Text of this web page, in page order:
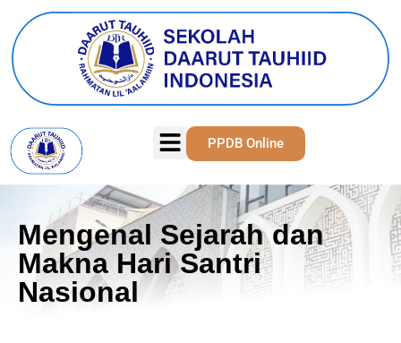
PPDB Online
Mengenal Sejarah dan
Makna Hari Santri
Nasional